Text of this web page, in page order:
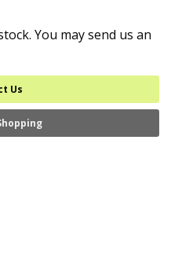
You may send us an
Us